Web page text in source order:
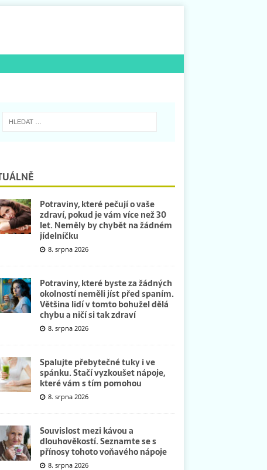
Potraviny, které pečují o vaše
zdraví, pokud je vám více než 30
let. Neměly by chybět na žádném
jídelníčku
8. srpna 2026
Potraviny, které byste za žádných
okolností neměli jíst před spaním.
Většina lidí v tomto bohužel dělá
chybu a ničí si tak zdraví
8. srpna 2026
Spalujte přebytečné tuky i ve
spánku. Stačí vyzkoušet nápoje,
které vám s tím pomohou
8. srpna 2026
Souvislost mezi kávou a
dlouhověkostí. Seznamte se s
přínosy tohoto voňavého nápoje
8. srpna 2026